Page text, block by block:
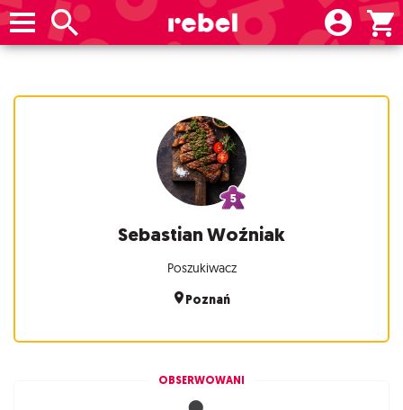
Sebastian Woźniak
Poszukiwacz
Poznań
OBSERWOWANI